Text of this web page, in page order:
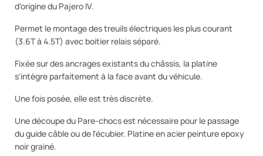
d'origine du Pajero IV.
Permet le montage des treuils électriques les plus courant
(3.6T à 4.5T) avec boitier relais séparé.
Fixée sur des ancrages existants du châssis, la platine
s'intègre parfaitement à la face avant du véhicule.
Une fois posée, elle est très discrète.
Une découpe du Pare-chocs est nécessaire pour le passage
du guide câble ou de l'écubier. Platine en acier peinture epoxy
noir grainé.